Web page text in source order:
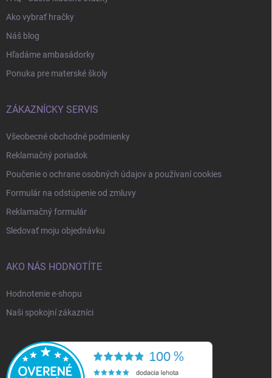
Ako vybrať hračky
Náš blog
Hľadáme ambasádorky
Ponuka pre materské školy
ZÁKAZNÍCKY SERVIS
Všeobecné obchodné podmienky
Reklamačný poriadok
Poučenie o ochrane osobných údajov a používaní cookies
Formulár na odstúpenie od zmluvy
Reklamačný formulár
Sledovať moju objednávku
AKO NÁS HODNOTÍTE
Hodnotenie e-shopu
Naši spokojní zákazníci